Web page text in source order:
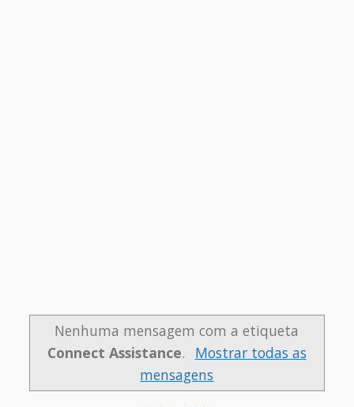
Nenhuma mensagem com a etiqueta
Connect Assistance.
Mostrar todas as
mensagens